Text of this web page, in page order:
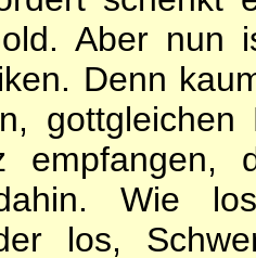
Aber nun
Denn
Wie
los,